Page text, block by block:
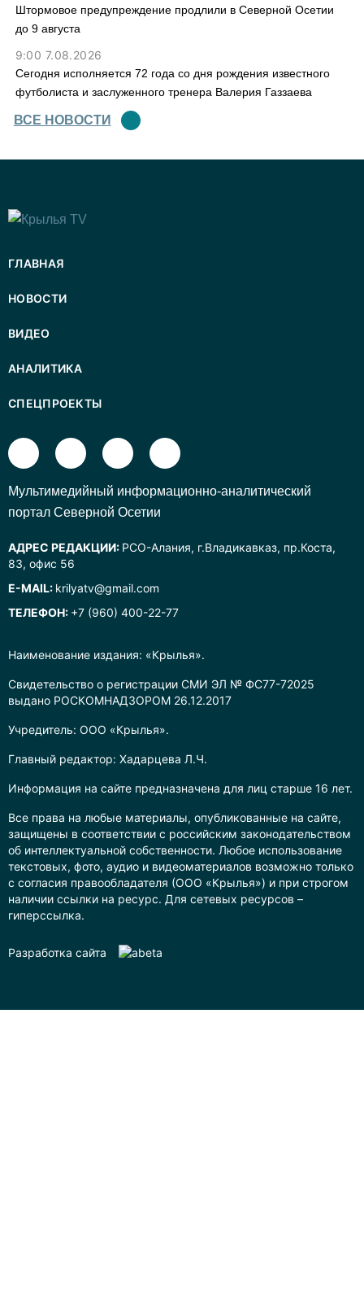
Штормовое предупреждение продлили в Северной Осетии
до 9 августа
9:00 7.08.2026
Сегодня исполняется 72 года со дня рождения известного
футболиста и заслуженного тренера Валерия Газзаева
ВСЕ НОВОСТИ
Наименование издания: «Крылья».
Свидетельство о регистрации СМИ ЭЛ № ФС77-72025
выдано РОСКОМНАДЗОРОМ 26.12.2017
Учредитель: ООО «Крылья».
Главный редактор: Хадарцева Л.Ч.
Информация на сайте предназначена для лиц старше 16 лет.
Все права на любые материалы, опубликованные на сайте,
защищены в соответствии с российским законодательством
об интеллектуальной собственности. Любое использование
текстовых, фото, аудио и видеоматериалов возможно только
с согласия правообладателя (ООО «Крылья») и при строгом
наличии ссылки на ресурс. Для сетевых ресурсов –
гиперссылка.
Разработка сайта
ГЛАВНАЯ
НОВОСТИ
ВИДЕО
АНАЛИТИКА
СПЕЦПРОЕКТЫ
Mультимедийный информационно-аналитический
портал Северной Осетии
АДРЕС РЕДАКЦИИ: РСО-Алания, г.Владикавказ, пр.Коста,
83, офис 56
E-MAIL: krilyatv@gmail.com
ТЕЛЕФОН: +7 (960) 400-22-77